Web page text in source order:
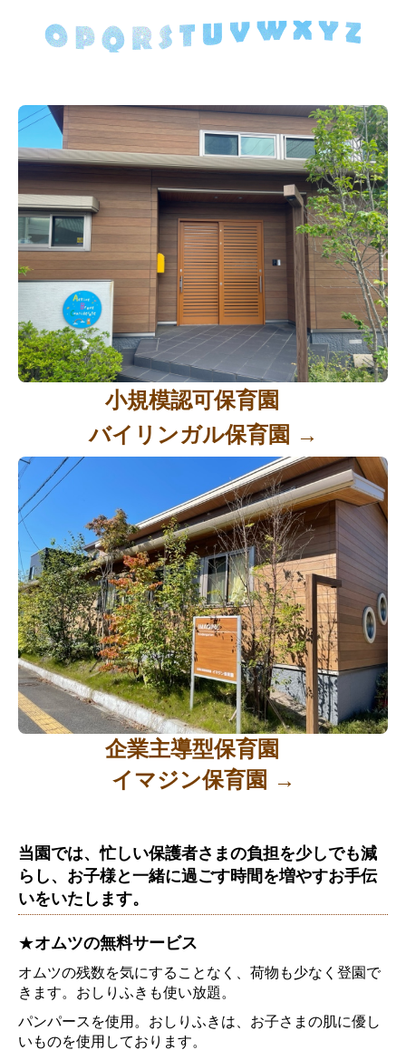
小規模認可保育園
バイリンガル保育園 →
企業主導型保育園
イマジン保育園 →
当園では、忙しい保護者さまの負担を少しでも減
らし、お子様と一緒に過ごす時間を増やすお手伝
いをいたします。
★オムツの無料サービス
オムツの残数を気にすることなく、荷物も少なく登園で
きます。おしりふきも使い放題。
パンパースを使用。おしりふきは、お子さまの肌に優し
いものを使用しております。